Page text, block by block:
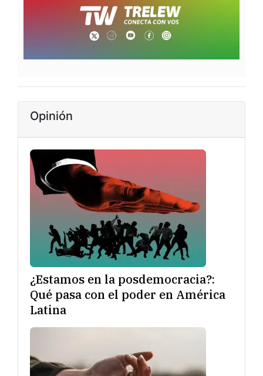
Opinión
¿Estamos en la posdemocracia?:
Qué pasa con el poder en América
Latina